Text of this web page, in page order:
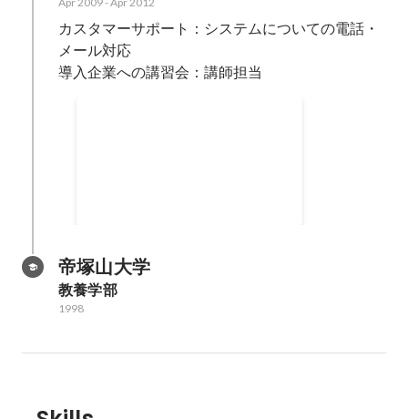
カスタマーサポート：システムについての電話・
メール対応
導入企業への講習会：講師担当
帝塚山大学
教養学部
1998